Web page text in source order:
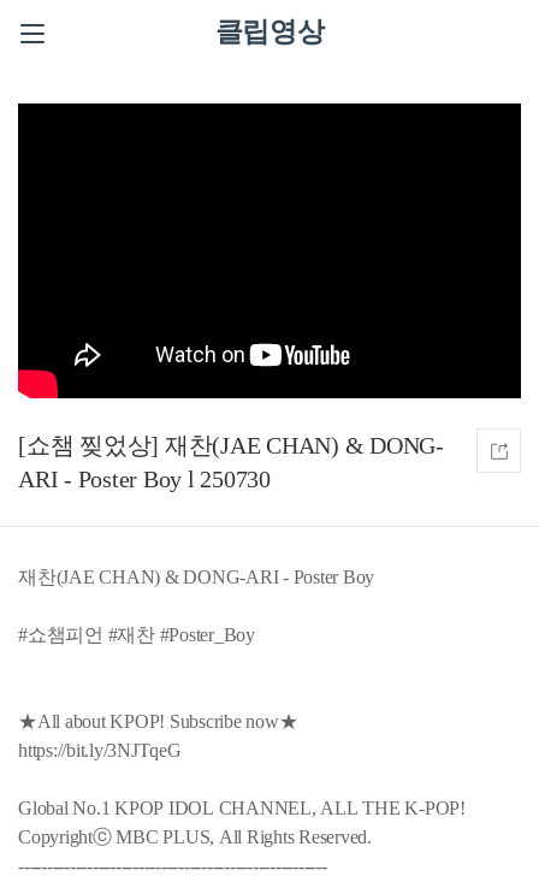
클립영상
[쇼챔 찢었상] 재찬(JAE CHAN) & DONG-
ARI - Poster Boy l 250730
재찬(JAE CHAN) & DONG-ARI - Poster Boy
#쇼챔피언 #재찬 #Poster_Boy
★All about KPOP! Subscribe now★
https://bit.ly/3NJTqeG
Global No.1 KPOP IDOL CHANNEL, ALL THE K-POP!
Copyrightⓒ MBC PLUS, All Rights Reserved.
------------------------------------------------------